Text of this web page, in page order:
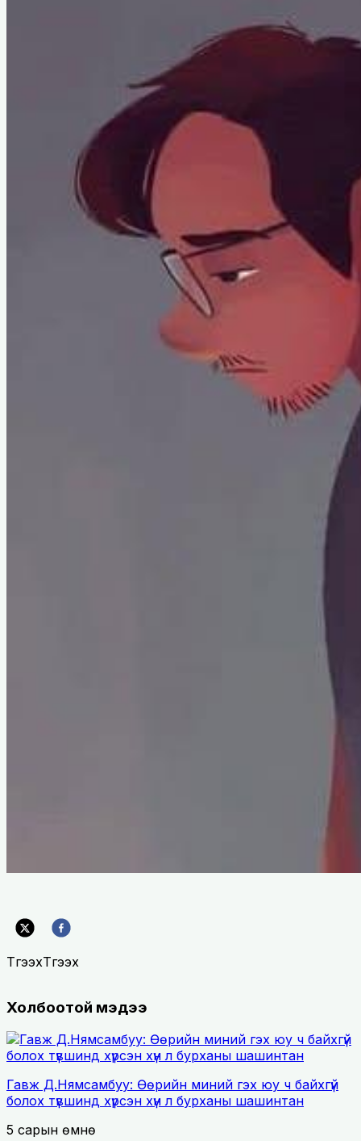
ТүгээхТүгээх
Холбоотой мэдээ
Гавж Д.Нямсамбуу: Өөрийн миний гэх юу ч байхгүй
болох түвшинд хүрсэн хүн л бурханы шашинтан
5 сарын өмнө